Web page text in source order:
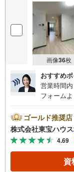
画像36枚
おすすめ
営業時間
フォーム
カレンダ
として暮
産キャン
ボーナス
ャンペー
予約をす
ゴールド推奨店
株式会社東宝ハウ
4.69
資